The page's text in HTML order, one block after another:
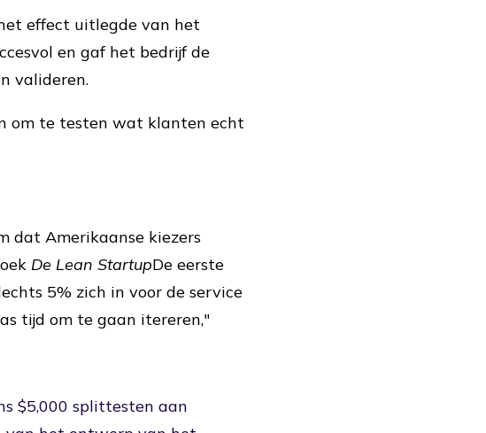
effect uitlegde van het
en gaf het bedrijf de
valideren.
om te testen wat klanten echt
dat Amerikaanse kiezers
De Lean StartupDe eerste
5% zich in voor de service
tijd om te gaan itereren,"
$5,000 splittesten aan